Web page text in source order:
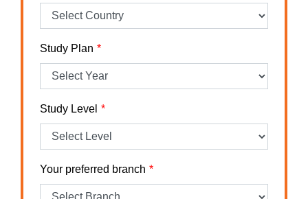
Study Plan
Study Level
Your preferred branch